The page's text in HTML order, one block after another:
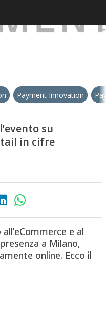
Payment Innovation
su
in cifre
e al
a Milano,
online. Ecco il